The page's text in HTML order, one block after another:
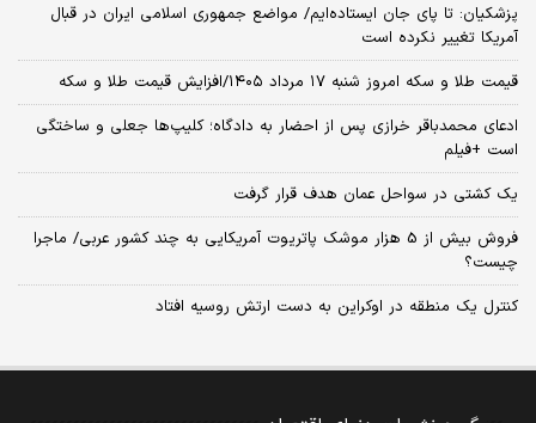
پزشکیان: تا پای جان ایستاده‌ایم/ مواضع جمهوری اسلامی ایران در قبال
آمریکا تغییر نکرده است
قیمت طلا و سکه امروز شنبه ۱۷ مرداد ۱۴۰۵/افزایش قیمت طلا و سکه
ادعای محمدباقر خرازی پس از احضار به دادگاه؛ کلیپ‌ها جعلی و ساختگی
است +فیلم
یک کشتی در سواحل عمان هدف قرار گرفت
فروش بیش از 5 هزار موشک پاتریوت آمریکایی به چند کشور عربی/ ماجرا
چیست؟
کنترل یک منطقه در اوکراین به دست ارتش روسیه افتاد